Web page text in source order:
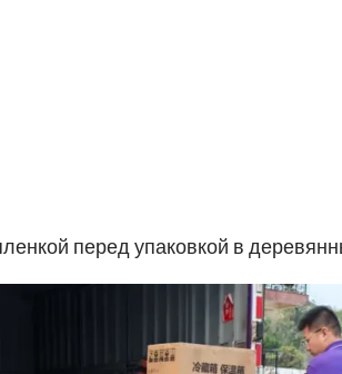
перед упаковкой в